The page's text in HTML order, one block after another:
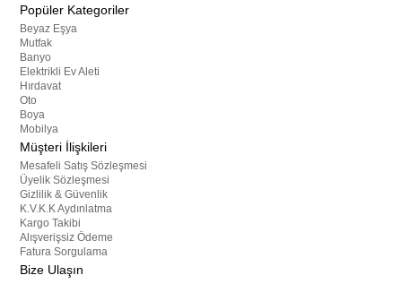
Popüler Kategoriler
Beyaz Eşya
Mutfak
Banyo
Elektrikli Ev Aleti
Hırdavat
Oto
Boya
Mobilya
Müşteri İlişkileri
Mesafeli Satış Sözleşmesi
Üyelik Sözleşmesi
Gizlilik & Güvenlik
K.V.K.K Aydınlatma
Kargo Takibi
Alışverişsiz Ödeme
Fatura Sorgulama
Bize Ulaşın